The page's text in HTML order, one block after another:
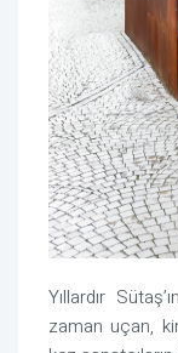
Yıllardır
zaman uçan,